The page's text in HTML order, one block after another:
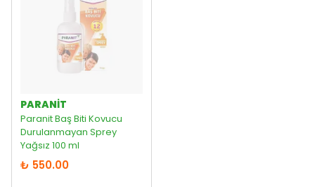
PARANIT
Paranit Baş Biti Kovucu
Durulanmayan Sprey
Yağsız 100 ml
₺ 550.00